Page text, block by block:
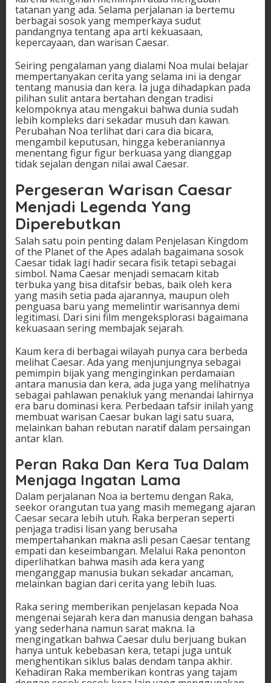
tatanan yang ada. Selama perjalanan ia bertemu
berbagai sosok yang memperkaya sudut
pandangnya tentang apa arti kekuasaan,
kepercayaan, dan warisan Caesar.
Seiring pengalaman yang dialami Noa mulai belajar
mempertanyakan cerita yang selama ini ia dengar
tentang manusia dan kera. Ia juga dihadapkan pada
pilihan sulit antara bertahan dengan tradisi
kelompoknya atau mengakui bahwa dunia sudah
lebih kompleks dari sekadar musuh dan kawan.
Perubahan Noa terlihat dari cara dia bicara,
mengambil keputusan, hingga keberaniannya
menentang figur figur berkuasa yang dianggap
tidak sejalan dengan nilai awal Caesar.
Pergeseran Warisan Caesar
Menjadi Legenda Yang
Diperebutkan
Salah satu poin penting dalam Penjelasan Kingdom
of the Planet of the Apes adalah bagaimana sosok
Caesar tidak lagi hadir secara fisik tetapi sebagai
simbol. Nama Caesar menjadi semacam kitab
terbuka yang bisa ditafsir bebas, baik oleh kera
yang masih setia pada ajarannya, maupun oleh
penguasa baru yang memelintir warisannya demi
legitimasi. Dari sini film mengeksplorasi bagaimana
kekuasaan sering membajak sejarah.
Kaum kera di berbagai wilayah punya cara berbeda
melihat Caesar. Ada yang menjunjungnya sebagai
pemimpin bijak yang menginginkan perdamaian
antara manusia dan kera, ada juga yang melihatnya
sebagai pahlawan penakluk yang menandai lahirnya
era baru dominasi kera. Perbedaan tafsir inilah yang
membuat warisan Caesar bukan lagi satu suara,
melainkan bahan rebutan naratif dalam persaingan
antar klan.
Peran Raka Dan Kera Tua Dalam
Menjaga Ingatan Lama
Dalam perjalanan Noa ia bertemu dengan Raka,
seekor orangutan tua yang masih memegang ajaran
Caesar secara lebih utuh. Raka berperan seperti
penjaga tradisi lisan yang berusaha
mempertahankan makna asli pesan Caesar tentang
empati dan keseimbangan. Melalui Raka penonton
diperlihatkan bahwa masih ada kera yang
menganggap manusia bukan sekadar ancaman,
melainkan bagian dari cerita yang lebih luas.
Raka sering memberikan penjelasan kepada Noa
mengenai sejarah kera dan manusia dengan bahasa
yang sederhana namun sarat makna. Ia
mengingatkan bahwa Caesar dulu berjuang bukan
hanya untuk kebebasan kera, tetapi juga untuk
menghentikan siklus balas dendam tanpa akhir.
Kehadiran Raka memberikan kontras yang tajam